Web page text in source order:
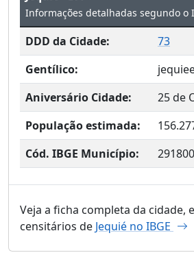
Informações detalhadas segundo o
DDD da Cidade:
73
Gentílico:
Aniversário Cidade:
25 de
População estimada:
Cód. IBGE Município:
Veja a ficha completa da cidade,
censitários de Jequié no IBGE